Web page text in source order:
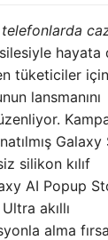
telefonlarda
hayata
tüketiciler için
lansmanını
Galaxy
silikon kılıf
AI Popup
akıllı
alma